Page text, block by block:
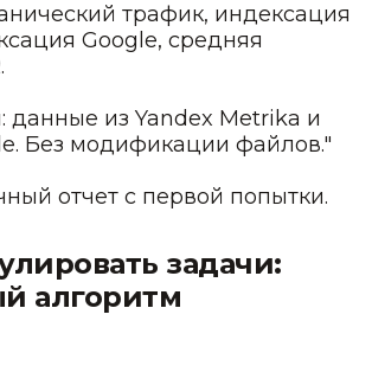
трафик, индексация
Google, средняя
данные из Yandex Metrika и
Без модификации файлов."
отчет с первой попытки.
задачи:
алгоритм